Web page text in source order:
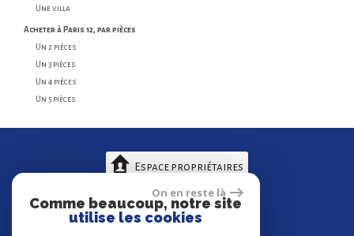
Une villa
acheter à Paris 12, par pièces
Un 2 pièces
Un 3 pièces
Un 4 pièces
Un 5 pièces
Espace propriétaires
On en reste là
Comme beaucoup, notre site
utilise les cookies